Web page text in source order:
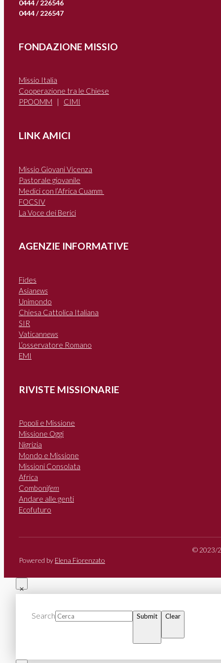
0444 / 226546
0444 / 226547
FONDAZIONE MISSIO
Missio Italia
Cooperazione tra le Chiese
PPOOMM
CIMI
LINK AMICI
Missio Giovani Vicenza
Pastorale giovanile
Medici con l’Africa Cuamm
FOCSIV
La Voce dei Berici
AGENZIE INFORMATIVE
Fides
Asianews
Unimondo
Chiesa Cattolica Italiana
SIR
Vaticannews
L’osservatore Romano
EMI
RIVISTE MISSIONARIE
Popoli e Missione
Missione Oggi
Nigrizia
Mondo e Missione
Missioni Consolata
Africa
Combonifem
Andare alle genti
Ecofuturo
© 2023/
Powered by Elena Fiorenzato
Search Submit Clear